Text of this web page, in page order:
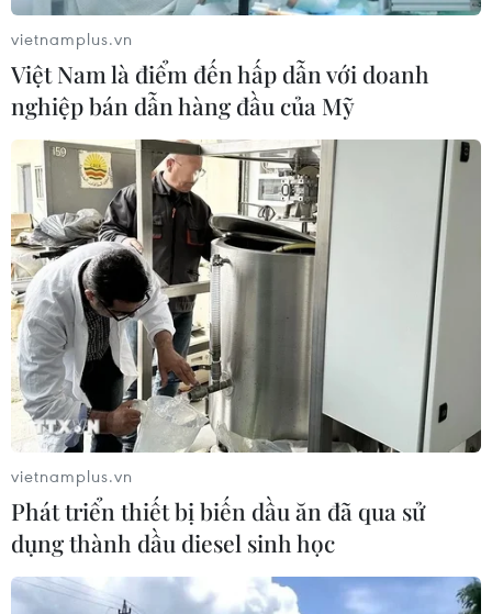
vietnamplus.vn
Việt Nam là điểm đến hấp dẫn với doanh
nghiệp bán dẫn hàng đầu của Mỹ
vietnamplus.vn
Phát triển thiết bị biến dầu ăn đã qua sử
dụng thành dầu diesel sinh học